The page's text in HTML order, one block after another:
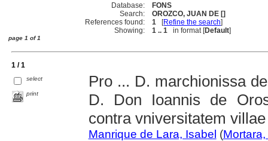
Database:
FONS
Search:
OROZCO, JUAN DE []
References found:
1 [Refine the search]
Showing:
1 .. 1 in format [Default]
page 1 of 1
1 / 1
select
print
Pro ... D. marchionissa
D. Don Ioannis de
contra vniversitatem
Manrique de Lara, Isabel (